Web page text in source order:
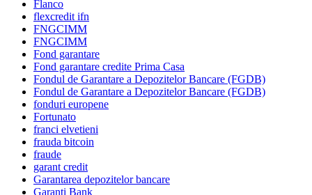
Flanco
flexcredit ifn
FNGCIMM
FNGCIMM
Fond garantare
Fond garantare credite Prima Casa
Fondul de Garantare a Depozitelor Bancare (FGDB)
Fondul de Garantare a Depozitelor Bancare (FGDB)
fonduri europene
Fortunato
franci elvetieni
frauda bitcoin
fraude
garant credit
Garantarea depozitelor bancare
Garanti Bank